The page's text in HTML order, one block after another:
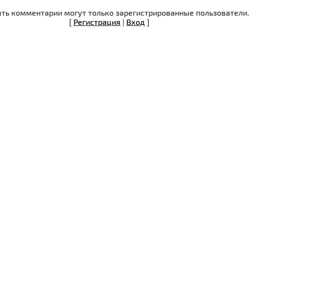
комментарии могут только зарегистрированные пользователи.
[ Регистрация | Вход ]